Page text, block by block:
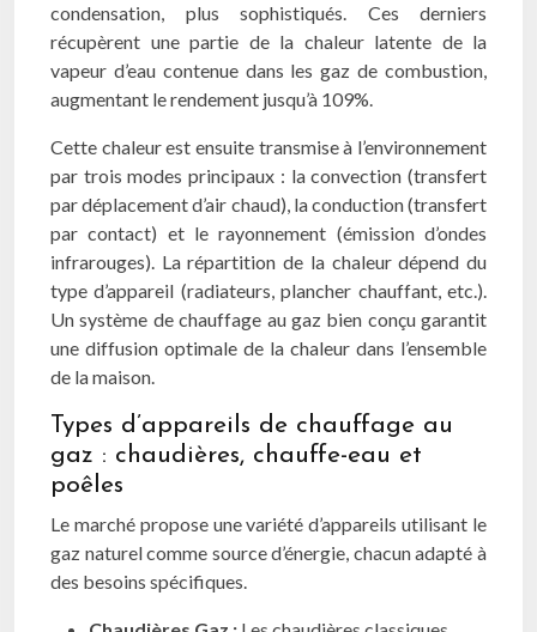
condensation, plus sophistiqués. Ces derniers
récupèrent une partie de la chaleur latente de la
vapeur d’eau contenue dans les gaz de combustion,
augmentant le rendement jusqu’à 109%.
Cette chaleur est ensuite transmise à l’environnement
par trois modes principaux : la convection (transfert
par déplacement d’air chaud), la conduction (transfert
par contact) et le rayonnement (émission d’ondes
infrarouges). La répartition de la chaleur dépend du
type d’appareil (radiateurs, plancher chauffant, etc.).
Un système de chauffage au gaz bien conçu garantit
une diffusion optimale de la chaleur dans l’ensemble
de la maison.
Types d’appareils de chauffage au
gaz : chaudières, chauffe-eau et
poêles
Le marché propose une variété d’appareils utilisant le
gaz naturel comme source d’énergie, chacun adapté à
des besoins spécifiques.